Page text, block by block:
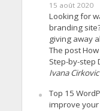
15 août 2020
Looking for
branding
giving away
The post
Step-by-step
Ivana Cirkovic
Top 15
improve